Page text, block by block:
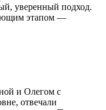
уверенный подход.
этапом —
и Олегом с
отвечали